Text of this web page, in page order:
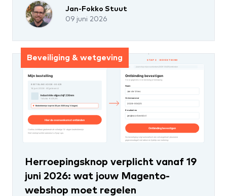
Jan-Fokko Stuut
09 juni 2026
Beveiliging & wetgeving
Herroepingsknop verplicht vanaf 19
juni 2026: wat jouw Magento-
webshop moet regelen